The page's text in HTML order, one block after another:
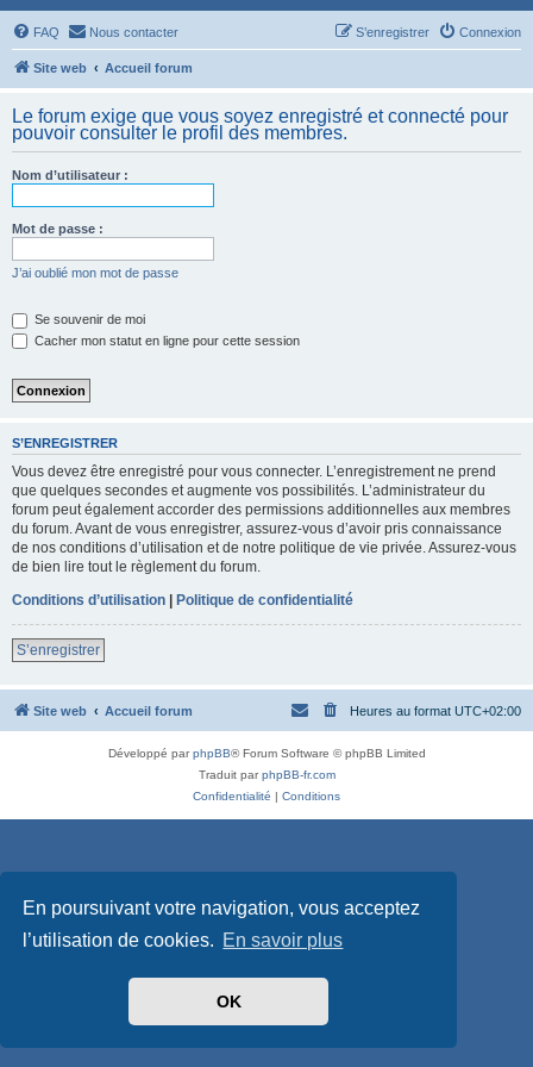
En poursuivant votre navigation, vous acceptez
l’utilisation de cookies. En savoir plus
OK
FAQ Nous contacter Connexion
S’enregistrer
Site web Accueil forum
Le forum exige que vous soyez enregistré et connecté pour
pouvoir consulter le profil des membres.
Nom d’utilisateur :
Mot de passe :
J’ai oublié mon mot de passe
Se souvenir de moi
Cacher mon statut en ligne pour cette session
S’ENREGISTRER
Vous devez être enregistré pour vous connecter. L’enregistrement ne prend
que quelques secondes et augmente vos possibilités. L’administrateur du
forum peut également accorder des permissions additionnelles aux membres
du forum. Avant de vous enregistrer, assurez-vous d’avoir pris connaissance
de nos conditions d’utilisation et de notre politique de vie privée. Assurez-vous
de bien lire tout le règlement du forum.
Conditions d’utilisation | Politique de confidentialité
S’enregistrer
Site web Accueil forum Heures au format UTC+02:00
Développé parphpBB® Forum Software © phpBB Limited
Traduit parphpBB-fr.com
Confidentialité | Conditions